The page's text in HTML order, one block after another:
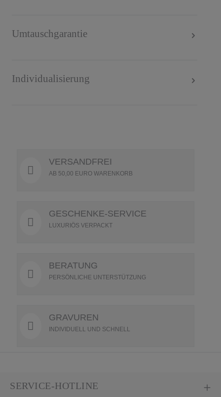
Umtauschgarantie
Individualisierung
VERSANDFREI
AB 50,00 EURO WARENKORB
GESCHENKE-SERVICE
LUXURIÖS VERPACKT
BERATUNG
PERSÖNLICHE UNTERSTÜTZUNG
GRAVUREN
INDIVIDUELL UND SCHNELL
SERVICE-HOTLINE